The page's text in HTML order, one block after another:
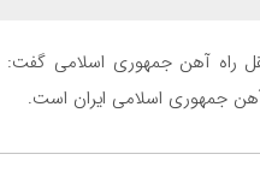
جمهوری اسلامی ایران است.